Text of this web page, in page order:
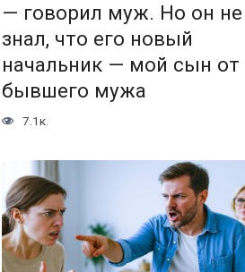
— говорил муж. Но он не
знал, что его новый
начальник — мой сын от
бывшего мужа
7.1к.